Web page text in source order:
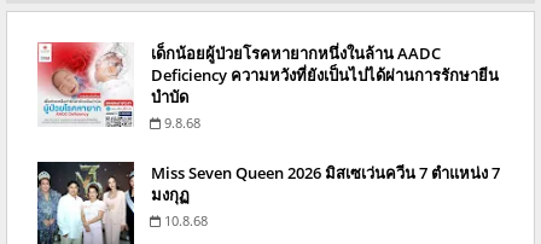
เด็กน้อยผู้ป่วยโรคหายากหนึ่งในล้าน AADC
Deficiency ความหวังที่ยังเป็นไปได้ผ่านการรักษายีน
บำบัด
9.8.68
Miss Seven Queen 2026 มิสเซเว่นควีน 7 ตำแหน่ง 7
มงกุฏ
10.8.68